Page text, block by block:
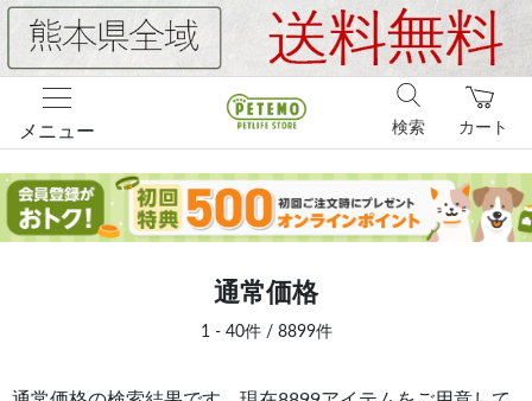
メニュー カート
検索
通常価格
1 - 40件 / 8899件